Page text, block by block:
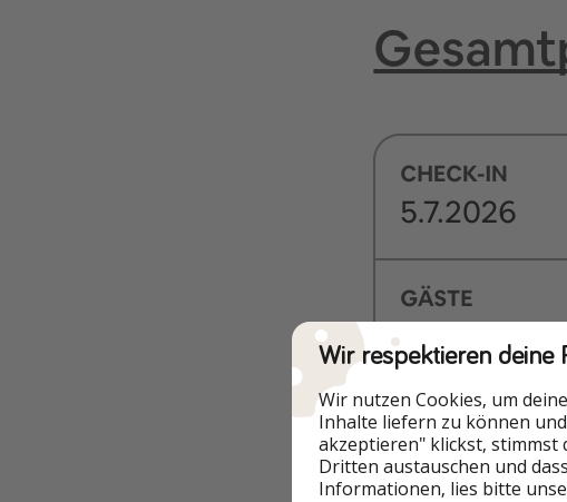
Wir respektieren deine
Wir nutzen Cookies, um
Inhalte liefern zu können
akzeptieren" klickst, stimmst
Dritten austauschen und
Informationen, lies bitte